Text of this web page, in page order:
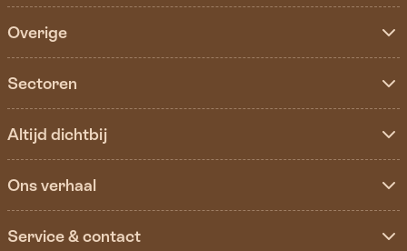
Overige
Sectoren
Altijd dichtbij
Ons verhaal
Service & contact